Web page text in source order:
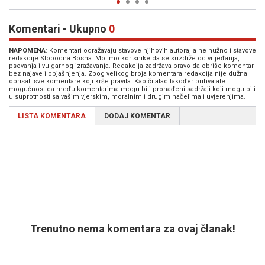
Komentari - Ukupno 0
NAPOMENA: Komentari odražavaju stavove njihovih autora, a ne nužno i stavove
redakcije Slobodna Bosna. Molimo korisnike da se suzdrže od vrijeđanja,
psovanja i vulgarnog izražavanja. Redakcija zadržava pravo da obriše komentar
bez najave i objašnjenja. Zbog velikog broja komentara redakcija nije dužna
obrisati sve komentare koji krše pravila. Kao čitalac također prihvatate
mogućnost da među komentarima mogu biti pronađeni sadržaji koji mogu biti
u suprotnosti sa vašim vjerskim, moralnim i drugim načelima i uvjerenjima.
LISTA KOMENTARA DODAJ KOMENTAR
Trenutno nema komentara za ovaj članak!